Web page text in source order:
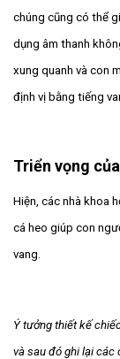
chúng cũng có thể
dụng âm thanh
xung quanh và con
định vị bằng tiếng
Triển vọng
Hiện, các nhà khoa
cá heo giúp con
vang.
Ý tưởng thiết kế
và sau đó ghi lại các